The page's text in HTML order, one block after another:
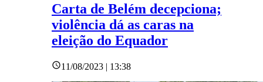
Carta de Belém decepciona;
violência dá as caras na
eleição do Equador
11/08/2023 | 13:38